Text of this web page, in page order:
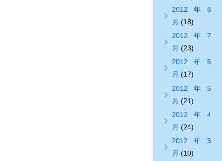
2012年8
月 (18)
2012年7
月 (23)
2012年6
月 (17)
2012年5
月 (21)
2012年4
月 (24)
2012年3
月 (10)